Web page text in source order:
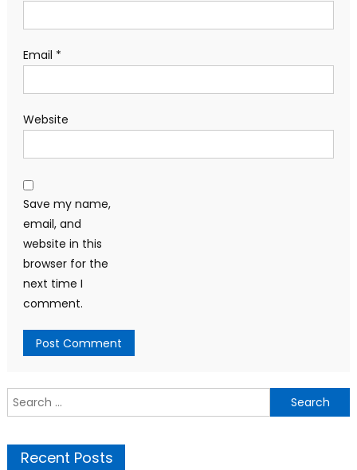
Email *
Website
Save my name,
email, and
website in this
browser for the
next time I
comment.
Search
for:
Recent Posts